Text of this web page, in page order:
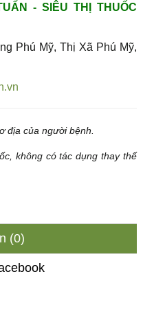
- SIÊU THỊ THUỐC
Phú Mỹ, Thị Xã Phú Mỹ,
địa của người bệnh.
không có tác dụng thay thế
(0)